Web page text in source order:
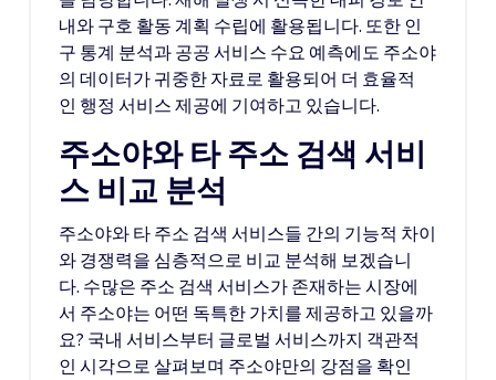
내와 구호 활동 계획 수립에 활용됩니다. 또한 인
구 통계 분석과 공공 서비스 수요 예측에도 주소야
의 데이터가 귀중한 자료로 활용되어 더 효율적
인 행정 서비스 제공에 기여하고 있습니다.
주소야와 타 주소 검색 서비
스 비교 분석
주소야와 타 주소 검색 서비스들 간의 기능적 차이
와 경쟁력을 심층적으로 비교 분석해 보겠습니
다. 수많은 주소 검색 서비스가 존재하는 시장에
서 주소야는 어떤 독특한 가치를 제공하고 있을까
요? 국내 서비스부터 글로벌 서비스까지 객관적
인 시각으로 살펴보며 주소야만의 강점을 확인